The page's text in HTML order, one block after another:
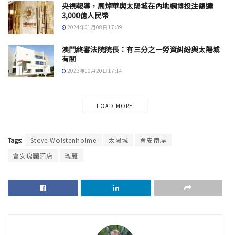
央視報導，周焯華與太陽城在內地網博投注額達
3,000億人民幣
2024年01月08日 17:39
澳門終審法院院長：有三分之一勞資糾紛與太陽城
有關
2023年10月20日 17:14
LOAD MORE
Tags: Steve Wolstenholme 太陽城
會安南岸
會安瑰麗酒店
瑰麗